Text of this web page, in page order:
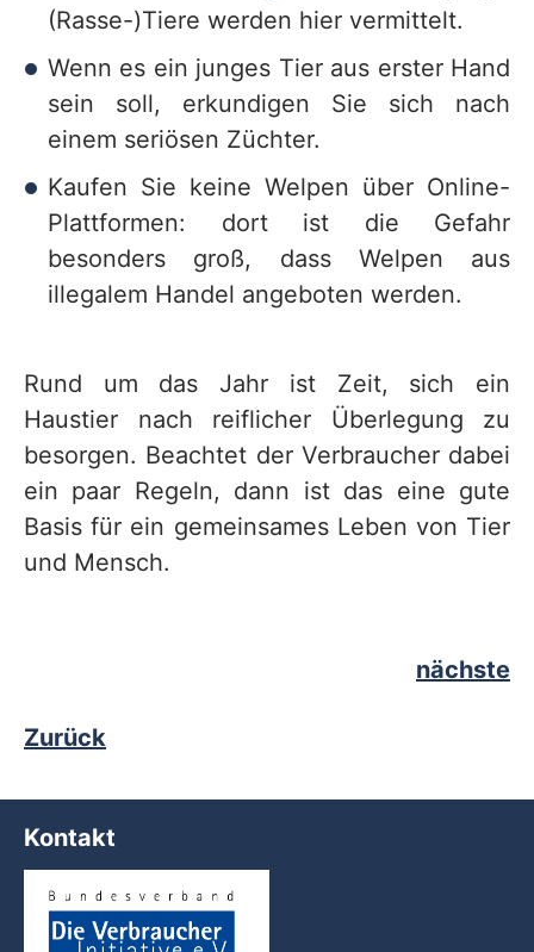
(Rasse-)Tiere werden hier vermittelt.
Wenn es ein junges Tier aus erster Hand
sein soll, erkundigen Sie sich nach
einem seriösen Züchter.
Kaufen Sie keine Welpen über Online-
Plattformen: dort ist die Gefahr
besonders groß, dass Welpen aus
illegalem Handel angeboten werden.
Rund um das Jahr ist Zeit, sich ein
Haustier nach reiflicher Überlegung zu
besorgen. Beachtet der Verbraucher dabei
ein paar Regeln, dann ist das eine gute
Basis für ein gemeinsames Leben von Tier
und Mensch.
nächste
Zurück
Kontakt